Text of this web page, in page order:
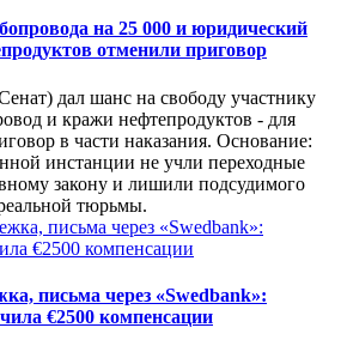
на 25 000 и юридический
отменили приговор
дал шанс на свободу участнику
и кражи нефтепродуктов - для
в части наказания. Основание:
инстанции не учли переходные
закону и лишили подсудимого
тюрьмы.
письма через «Swedbank»:
€2500 компенсации